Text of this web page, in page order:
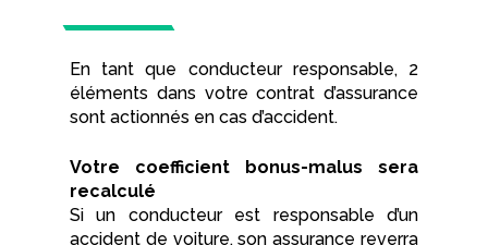
En tant que conducteur responsable, 2
éléments dans votre contrat d’assurance
sont actionnés en cas d’accident.
Votre coefficient bonus-malus sera
recalculé
Si un conducteur est responsable d’un
accident de voiture, son assurance reverra